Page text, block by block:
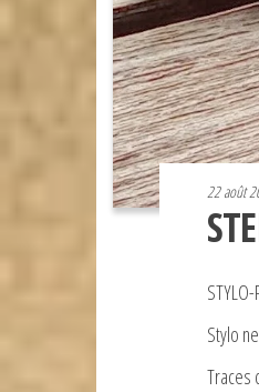
22 août
Stylo
Traces